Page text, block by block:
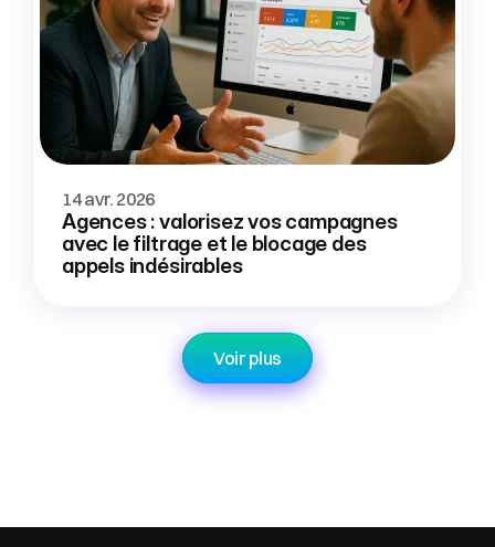
14 avr. 2026
Agences : valorisez vos campagnes
avec le filtrage et le blocage des
appels indésirables
Voir plus